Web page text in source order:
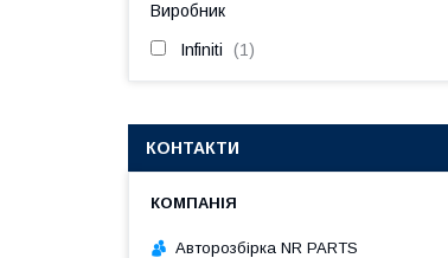
Виробник
Infiniti 1
КОНТАКТИ
Авторозбірка NR PARTS